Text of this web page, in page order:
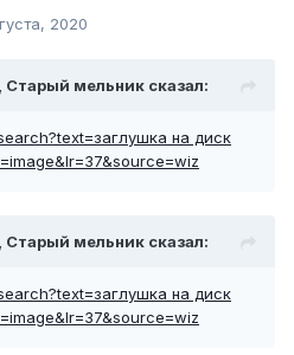
2020
Старый мельник сказал:
на диск
Старый мельник сказал:
на диск